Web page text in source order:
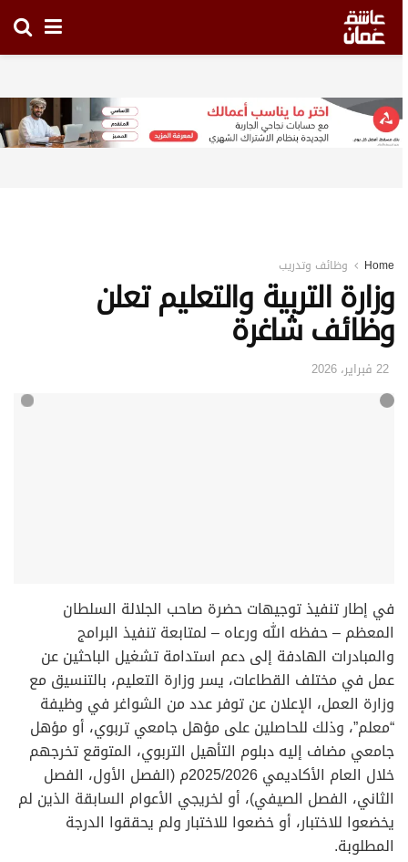
Home وظائف وتدريب
وزارة التربية والتعليم تعلن
وظائف شاغرة
في إطار تنفيذ توجيهات حضرة صاحب الجلالة السلطان
المعظم – حفظه الله ورعاه – لمتابعة تنفيذ البرامج
والمبادرات الهادفة إلى دعم استدامة تشغيل الباحثين عن
عمل في مختلف القطاعات، يسر وزارة التعليم، بالتنسيق مع
وزارة العمل، الإعلان عن توفر عدد من الشواغر في وظيفة
“معلم”، وذلك للحاصلين على مؤهل جامعي تربوي، أو مؤهل
جامعي مضاف إليه دبلوم التأهيل التربوي، المتوقع تخرجهم
خلال العام الأكاديمي 2025/2026م (الفصل الأول، الفصل
الثاني، الفصل الصيفي)، أو لخريجي الأعوام السابقة الذين لم
يخضعوا للاختبار، أو خضعوا للاختبار ولم يحققوا الدرجة
المطلوبة.